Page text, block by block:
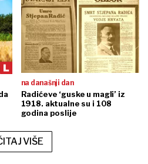
na današnji dan
Radićeve ‘guske u magli’ iz
1918. aktualne su i 108
godina poslije
VIŠE